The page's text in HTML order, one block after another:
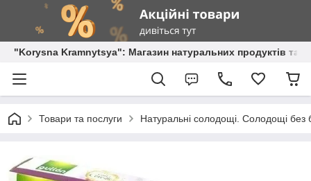
"Korysna Kramnytsya": Магазин натуральних продуктів та
Товари та послуги Натуральні солодощі. Солодощі без